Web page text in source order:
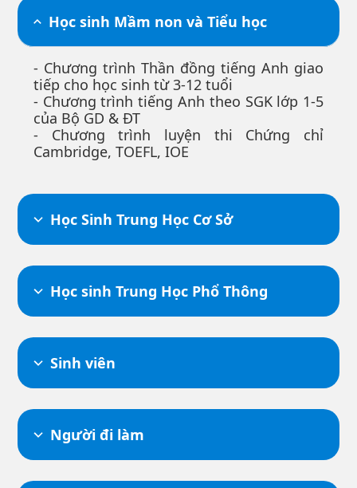
Học sinh Mầm non và Tiểu học
- Chương trình Thần đồng tiếng Anh giao
tiếp cho học sinh từ 3-12 tuổi
- Chương trình tiếng Anh theo SGK lớp 1-5
của Bộ GD & ĐT
- Chương trình luyện thi Chứng chỉ
Cambridge, TOEFL, IOE
Học Sinh Trung Học Cơ Sở
Học sinh Trung Học Phổ Thông
Sinh viên
Người đi làm